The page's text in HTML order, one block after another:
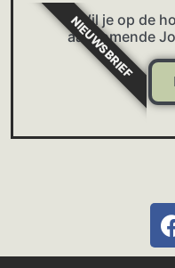
Wil je op de
aankomende
NIEUWSBRIEF